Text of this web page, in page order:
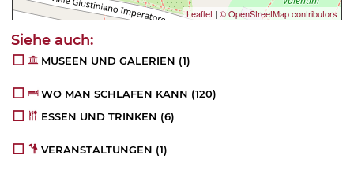
Leaflet | © OpenStreetMap contributors
MUSEEN UND GALERIEN (1)
WO MAN SCHLAFEN KANN (120)
ESSEN UND TRINKEN (6)
VERANSTALTUNGEN (1)